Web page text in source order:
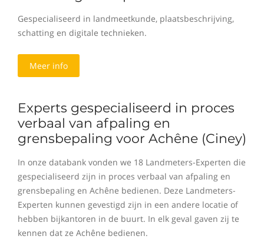
Gespecialiseerd in landmeetkunde, plaatsbeschrijving,
schatting en digitale technieken.
Meer info
Experts gespecialiseerd in proces
verbaal van afpaling en
grensbepaling voor Achêne (Ciney)
In onze databank vonden we 18 Landmeters-Experten die
gespecialiseerd zijn in proces verbaal van afpaling en
grensbepaling en Achêne bedienen. Deze Landmeters-
Experten kunnen gevestigd zijn in een andere locatie of
hebben bijkantoren in de buurt. In elk geval gaven zij te
kennen dat ze Achêne bedienen.